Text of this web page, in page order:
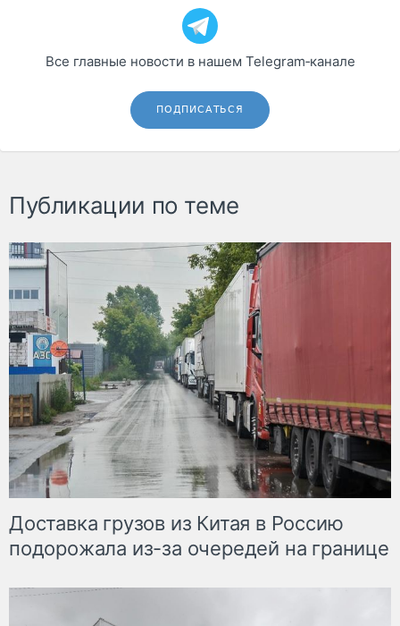
Все главные новости в нашем Telegram‑канале
ПОДПИСАТЬСЯ
Публикации по теме
Доставка грузов из Китая в Россию
подорожала из-за очередей на границе